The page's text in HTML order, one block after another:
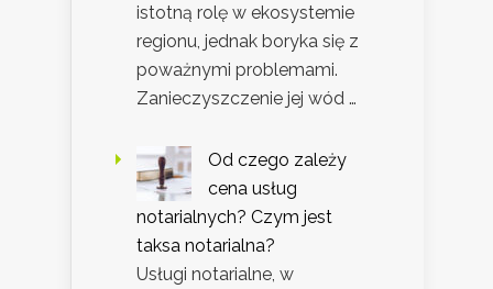
istotną rolę w ekosystemie
regionu, jednak boryka się z
poważnymi problemami.
Zanieczyszczenie jej wód …
Od czego zależy
cena usług
notarialnych? Czym jest
taksa notarialna?
Usługi notarialne, w